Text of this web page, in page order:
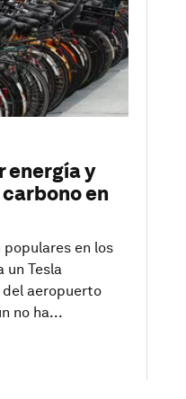
energía y
en
en los
un Tesla
aeropuerto
no ha...